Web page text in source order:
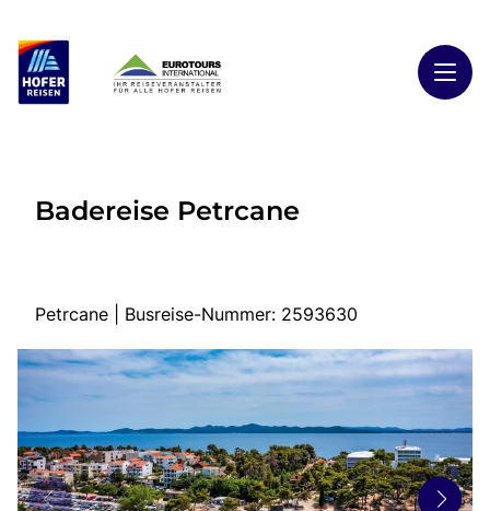
Highlights
Start
Busreisen
Kontakt
zurück zu HOFER REISEN
Badereise Petrcane
Petrcane | Busreise-Nummer: 2593630